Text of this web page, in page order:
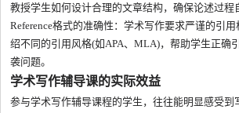
教授学生如何设计合理的文章结构，确保论述过程
Reference格式的准确性：学术写作要求严谨的引
绍不同的引用风格(如APA、MLA)，帮助学生正确
袭问题。
学术写作辅导课的实际效益
参与学术写作辅导课程的学生，往往能明显感受到